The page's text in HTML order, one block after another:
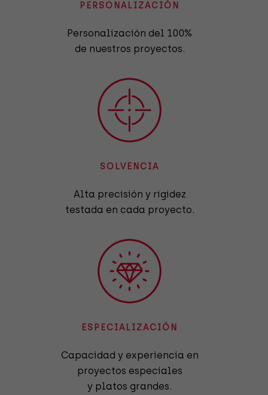
PERSONALIZACIÓN
Personalización del 100%
de nuestros proyectos.
SOLVENCIA
Alta precisión y rigidez
testada en cada proyecto.
ESPECIALIZACIÓN
Capacidad y experiencia en
proyectos especiales
y platos grandes.